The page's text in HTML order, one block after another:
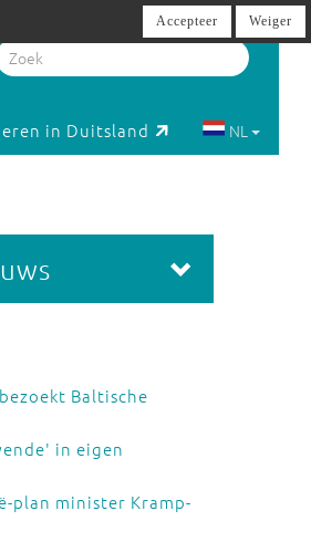
in Duitsland NL
Baltische
in eigen
plan minister Kramp-
Accepteer Weiger